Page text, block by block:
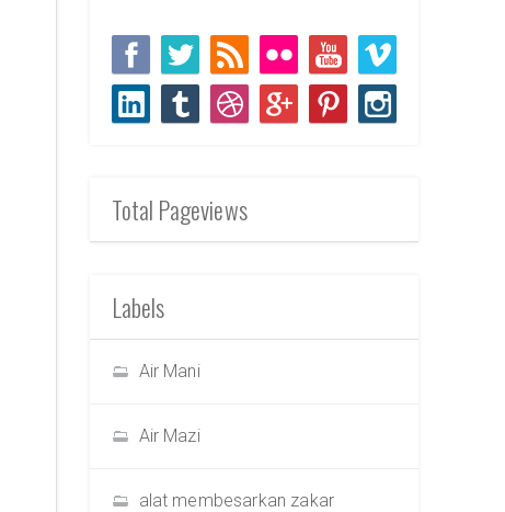
Total Pageviews
Labels
Air Mani
Air Mazi
alat membesarkan zakar